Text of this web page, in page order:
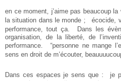
en ce moment, j’aime pas beaucoup
la situation dans le monde ; écocide,
performance, tout ça. Dans les
organisation, de la liberté, de
performance. “personne ne mange
sens en droit de m’écouter,
Dans ces espaces je sens que : je